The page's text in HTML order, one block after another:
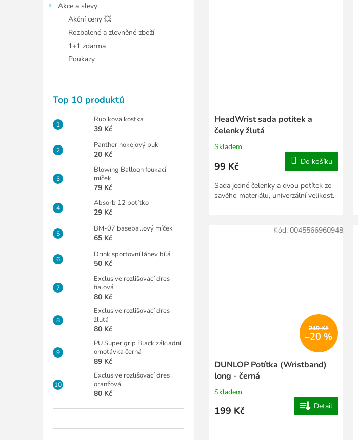
Akce a slevy
Akční ceny 💥
Rozbalené a zlevněné zboží
1+1 zdarma
Poukazy
Top 10 produktů
Rubikova kostka
39 Kč
Panther hokejový puk
20 Kč
Blowing Balloon foukací
míček
79 Kč
Absorb 12 potítko
29 Kč
BM-07 baseballový míček
65 Kč
Drink sportovní láhev bílá
50 Kč
Exclusive rozlišovací dres
fialová
80 Kč
Exclusive rozlišovací dres
žlutá
80 Kč
PU Super grip Black základní
omotávka černá
89 Kč
Exclusive rozlišovací dres
oranžová
80 Kč
HeadWrist sada potítek a
čelenky žlutá
Skladem
99 Kč Do košíku
Sada jedné čelenky a dvou potítek ze
savého materiálu, univerzální velikost.
249 Kč
–20 %
DUNLOP Potítka (Wristband)
long - černá
Skladem
199 Kč Detail
Kód: 0045566960948